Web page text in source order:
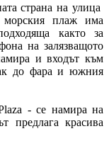
страна на улица
плаж има
както за
на залязващото
и входът към
до фара и южния
- се намира на
предлага красива